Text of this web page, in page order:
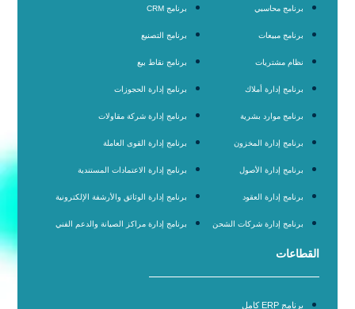
برنامج محاسبي
برنامج مبيعات
نظام مشتريات
برنامج إدارة أملاك
برنامج موارد بشرية
برنامج إدارة المخزون
برنامج إدارة الأصول
برنامج إدارة العقود
برنامج إدارة شركات الشحن
برنامج CRM
برنامج التصنيع
برنامج نقاط بيع
برنامج إدارة الحجوزات
برنامج إدارة شركة مقاولات
برنامج إدارة القوى العاملة
برنامج إدارة الاعتمادات المستندية
برنامج إدارة الوثائق والأرشفة الإلكترونية
برنامج إدارة مراكز الصيانة والدعم الفني
القطاعات
برنامج ERP كامل